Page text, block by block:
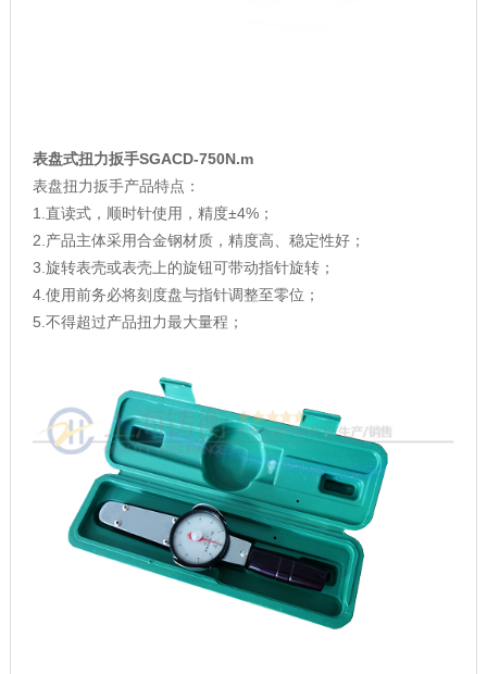
表盘式扭力扳手SGACD-750N.m
表盘扭力扳手产品特点：
1.直读式，顺时针使用，精度±4%；
2.产品主体采用合金钢材质，精度高、稳定性好；
3.旋转表壳或表壳上的旋钮可带动指针旋转；
4.使用前务必将刻度盘与指针调整至零位；
5.不得超过产品扭力最大量程；